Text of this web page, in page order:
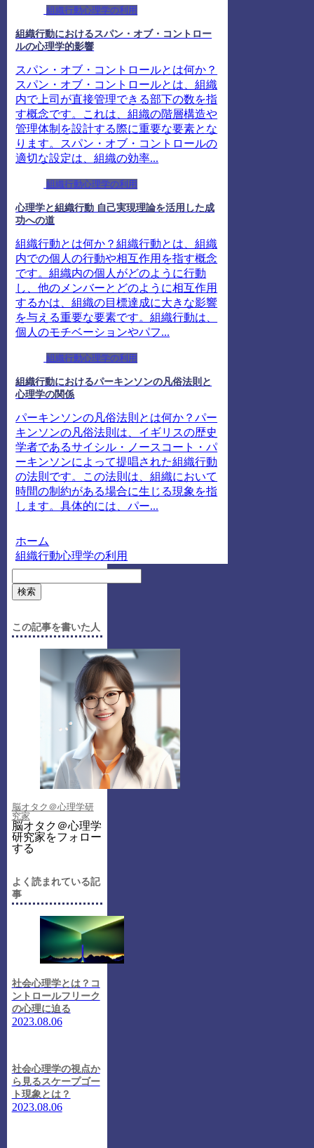
組織行動心理学の利用
組織行動におけるスパン・オブ・コントロー
ルの心理学的影響
スパン・オブ・コントロールとは何か？
スパン・オブ・コントロールとは、組織
内で上司が直接管理できる部下の数を指
す概念です。これは、組織の階層構造や
管理体制を設計する際に重要な要素とな
ります。スパン・オブ・コントロールの
適切な設定は、組織の効率...
組織行動心理学の利用
心理学と組織行動 自己実現理論を活用した成
功への道
組織行動とは何か？組織行動とは、組織
内での個人の行動や相互作用を指す概念
です。組織内の個人がどのように行動
し、他のメンバーとどのように相互作用
するかは、組織の目標達成に大きな影響
を与える重要な要素です。組織行動は、
個人のモチベーションやパフ...
組織行動心理学の利用
組織行動におけるパーキンソンの凡俗法則と
心理学の関係
パーキンソンの凡俗法則とは何か？パー
キンソンの凡俗法則は、イギリスの歴史
学者であるサイシル・ノースコート・パ
ーキンソンによって提唱された組織行動
の法則です。この法則は、組織において
時間の制約がある場合に生じる現象を指
します。具体的には、パー...
ホーム
組織行動心理学の利用
検索
この記事を書いた人
脳オタク＠心理学研
究家
脳オタク＠心理学
研究家をフォロー
する
よく読まれている記
事
社会心理学とは？コ
ントロールフリーク
の心理に迫る
2023.08.06
社会心理学の視点か
ら見るスケープゴー
ト現象とは？
2023.08.06